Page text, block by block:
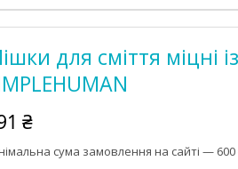
для сміття міцні
₴
сума замовлення на сайті — 600